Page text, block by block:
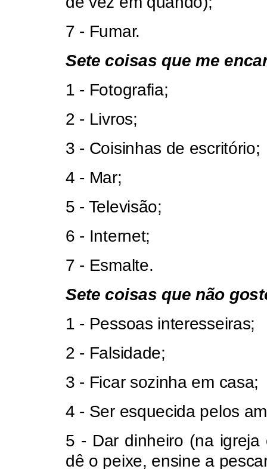
7 - Fumar.
Sete coisas que me
1 - Fotografia;
2 - Livros;
3 - Coisinhas de escritório;
4 - Mar;
5 - Televisão;
6 - Internet;
7 - Esmalte.
Sete coisas que não
1 - Pessoas interesseiras;
2 - Falsidade;
3 - Ficar sozinha em casa;
4 - Ser esquecida pelos
5 - Dar dinheiro (na
dê o peixe, ensine a